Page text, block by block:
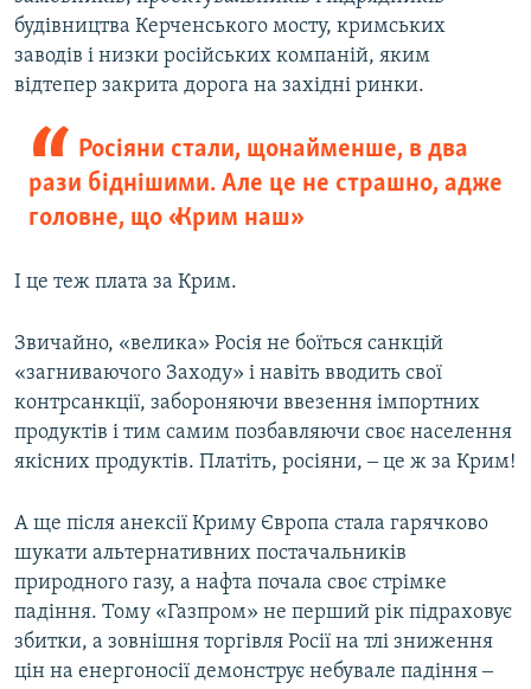
будівництва Керченського мосту, кримських
заводів і низки російських компаній, яким
відтепер закрита дорога на західні ринки.
Росіяни стали, щонайменше, в два
рази біднішими. Але це не страшно, адже
головне, що «Крим наш»
І це теж плата за Крим.
Звичайно, «велика» Росія не боїться санкцій
«загниваючого Заходу» і навіть вводить свої
контрсанкції, забороняючи ввезення імпортних
продуктів і тим самим позбавляючи своє населення
якісних продуктів. Платіть, росіяни, ‒ це ж за Крим!
А ще після анексії Криму Європа стала гарячково
шукати альтернативних постачальників
природного газу, а нафта почала своє стрімке
падіння. Тому «Газпром» не перший рік підраховує
збитки, а зовнішня торгівля Росії на тлі зниження
цін на енергоносії демонструє небувале падіння ‒